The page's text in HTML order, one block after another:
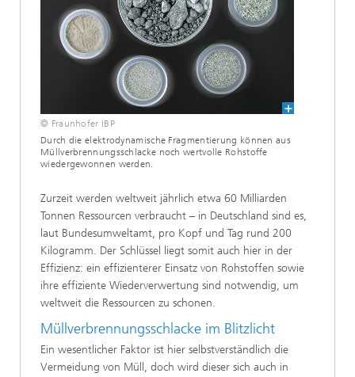
© Fraunhofer IBP
Durch die elektrodynamische Fragmentierung können aus
Müllverbrennungsschlacke noch wertvolle Rohstoffe
wiedergewonnen werden.
Zurzeit werden weltweit jährlich etwa 60 Milliarden
Tonnen Ressourcen verbraucht – in Deutschland sind es,
laut Bundesumweltamt, pro Kopf und Tag rund 200
Kilogramm. Der Schlüssel liegt somit auch hier in der
Effizienz: ein effizienterer Einsatz von Rohstoffen sowie
ihre effiziente Wiederverwertung sind notwendig, um
weltweit die Ressourcen zu schonen.
Müllverbrennungsschlacke im Blitzlicht
Ein wesentlicher Faktor ist hier selbstverständlich die
Vermeidung von Müll, doch wird dieser sich auch in